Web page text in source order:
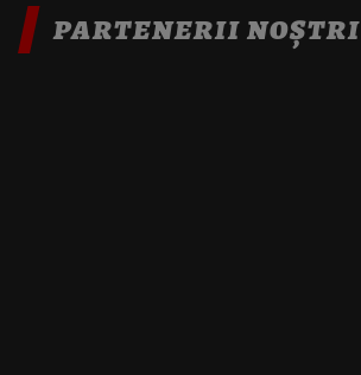
PARTENERII NOȘTRI